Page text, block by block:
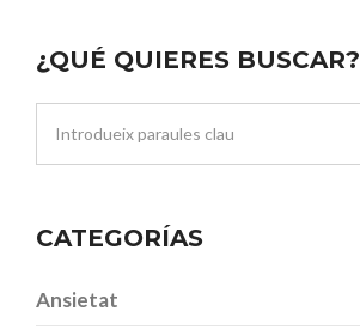
¿QUÉ QUIERES BUSCAR?
CATEGORÍAS
Ansietat